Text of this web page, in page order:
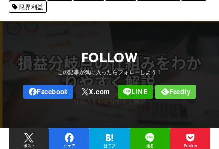
限界利益
FOLLOW
ポスト シェア はてブ 送る Pocket